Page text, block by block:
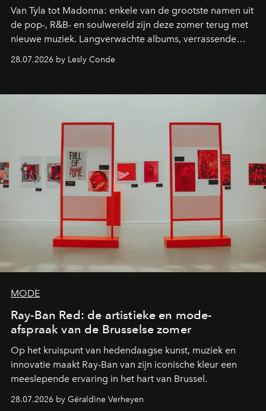
Van Tyla tot Madonna: enkele van de grootste namen uit
de pop-, R&B- en soulwereld zijn deze zomer terug met
nieuwe muziek. Langverwachte albums, verrassende
comebacks en veelbelovende nieuwe projecten: dit zijn
de releases die je niet mag missen.
28.07.2026 by Lesly Conde
MODE
Ray-Ban Red: de artistieke en mode-
afspraak van de Brusselse zomer
Op het kruispunt van hedendaagse kunst, muziek en
innovatie maakt Ray-Ban van zijn iconische kleur een
meeslepende ervaring in het hart van Brussel.
28.07.2026 by Géraldine Verheyen